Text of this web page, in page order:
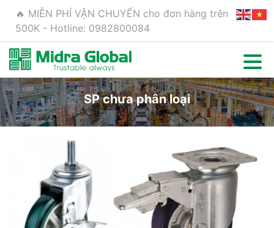
🔥 MIỄN PHÍ VẬN CHUYỂN cho đơn hàng trên
500K - Hotline: 0982800084
SP chưa phân loại